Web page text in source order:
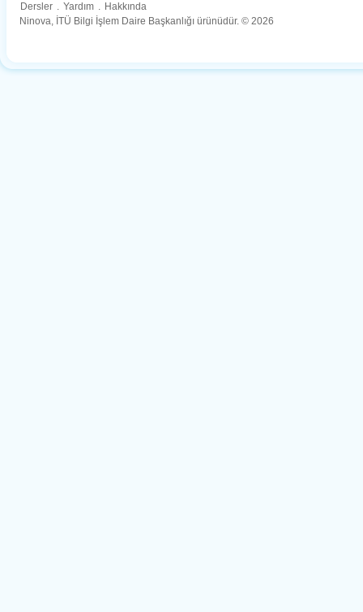
Dersler . Yardım . Hakkında
Ninova, İTÜ Bilgi İşlem Daire Başkanlığı ürünüdür. © 2026